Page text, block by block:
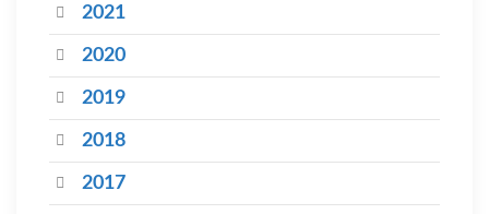
2021
2020
2019
2018
2017